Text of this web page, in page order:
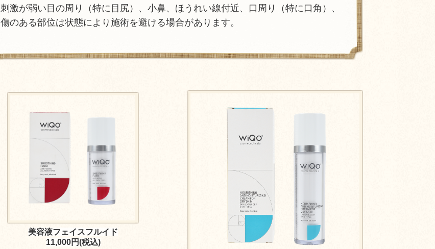
刺激が弱い目の周り（特に目尻）、小鼻、ほうれい線付近、口周り（特に口角）、
傷のある部位は状態により施術を避ける場合があります。
美容液フェイスフルイド
11,000円(税込)